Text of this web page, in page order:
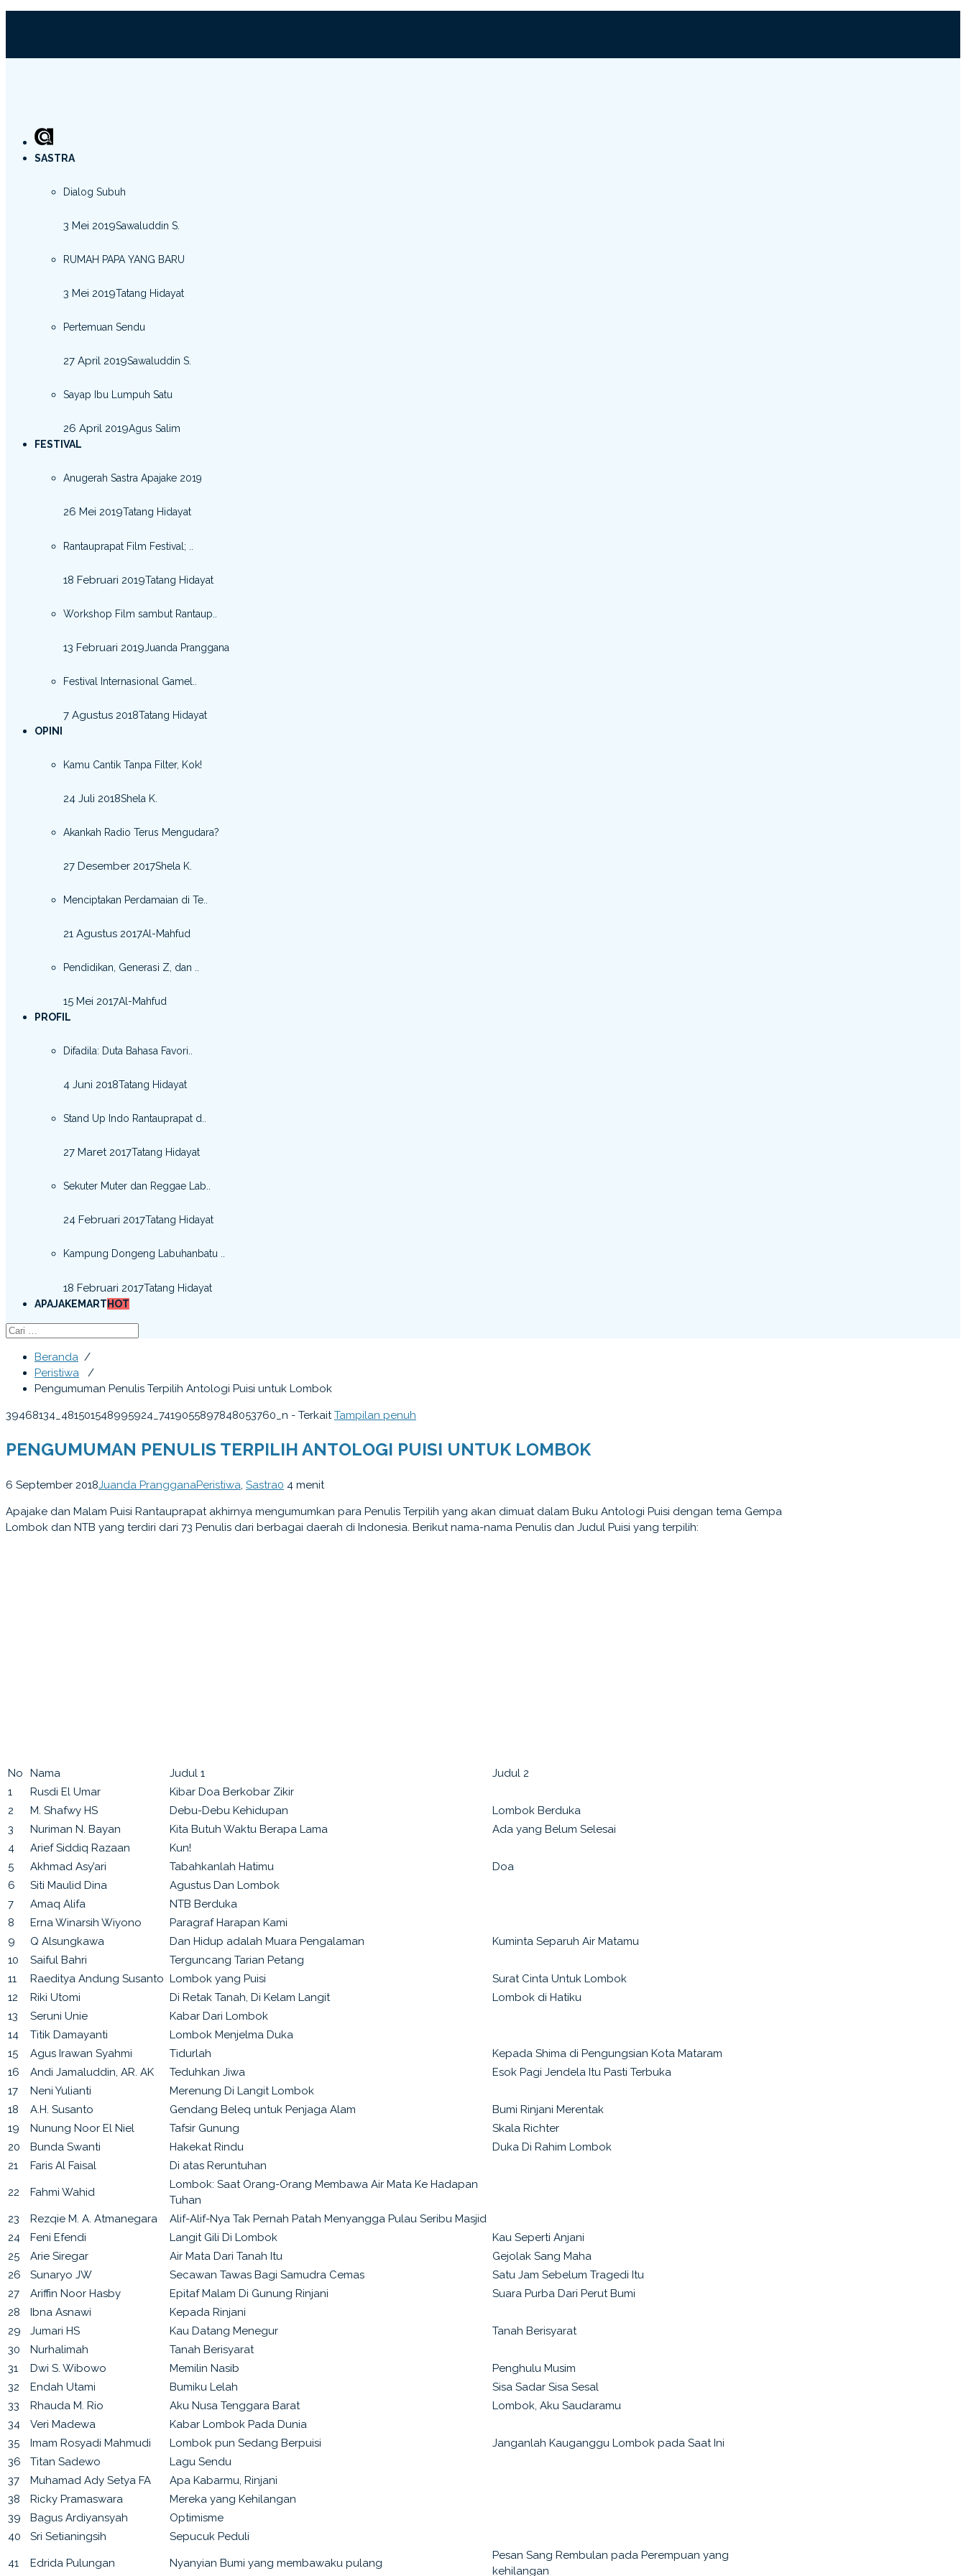
SASTRA
Dialog Subuh
3 Mei 2019Sawaluddin S.
RUMAH PAPA YANG BARU
3 Mei 2019Tatang Hidayat
Pertemuan Sendu
27 April 2019Sawaluddin S.
Sayap Ibu Lumpuh Satu
26 April 2019Agus Salim
FESTIVAL
Anugerah Sastra Apajake 2019
26 Mei 2019Tatang Hidayat
Rantauprapat Film Festival; ..
18 Februari 2019Tatang Hidayat
Workshop Film sambut Rantaup..
13 Februari 2019Juanda Pranggana
Festival Internasional Gamel..
7 Agustus 2018Tatang Hidayat
OPINI
Kamu Cantik Tanpa Filter, Kok!
24 Juli 2018Shela K.
Akankah Radio Terus Mengudara?
27 Desember 2017Shela K.
Menciptakan Perdamaian di Te..
21 Agustus 2017Al-Mahfud
Pendidikan, Generasi Z, dan ..
15 Mei 2017Al-Mahfud
PROFIL
Difadila: Duta Bahasa Favori..
4 Juni 2018Tatang Hidayat
Stand Up Indo Rantauprapat d..
27 Maret 2017Tatang Hidayat
Sekuter Muter dan Reggae Lab..
24 Februari 2017Tatang Hidayat
Kampung Dongeng Labuhanbatu ..
18 Februari 2017Tatang Hidayat
APAJAKEMARTHOT
Beranda /
Peristiwa /
Pengumuman Penulis Terpilih Antologi Puisi untuk Lombok
39468134_481501548995924_7419055897848053760_n - Terkait Tampilan penuh
PENGUMUMAN PENULIS TERPILIH ANTOLOGI PUISI UNTUK LOMBOK
6 September 2018Juanda PrangganaPeristiwa, Sastra0 4 menit
Apajake dan Malam Puisi Rantauprapat akhirnya mengumumkan para Penulis Terpilih yang akan dimuat dalam Buku Antologi Puisi dengan tema Gempa
Lombok dan NTB yang terdiri dari 73 Penulis dari berbagai daerah di Indonesia. Berikut nama-nama Penulis dan Judul Puisi yang terpilih:
No Nama Judul 1
Judul 2
1
Rusdi El Umar
Kibar Doa Berkobar Zikir
2
M. Shafwy HS Debu-Debu Kehidupan
Lombok Berduka
3
Nuriman N. Bayan Kita Butuh Waktu Berapa Lama
Ada yang Belum Selesai
4
Arief Siddiq Razaan
Kun!
5
Akhmad Asy’ari Tabahkanlah Hatimu
Doa
6
Siti Maulid Dina
Agustus Dan Lombok
7
Amaq Alifa
NTB Berduka
8
Erna Winarsih Wiyono
Paragraf Harapan Kami
9
Q Alsungkawa Dan Hidup adalah Muara Pengalaman
Kuminta Separuh Air Matamu
10
Saiful Bahri
Terguncang Tarian Petang
11
Raeditya Andung Susanto Lombok yang Puisi
Surat Cinta Untuk Lombok
12
Riki Utomi Di Retak Tanah, Di Kelam Langit
Lombok di Hatiku
13
Seruni Unie
Kabar Dari Lombok
14
Titik Damayanti
Lombok Menjelma Duka
15
Agus Irawan Syahmi Tidurlah
Kepada Shima di Pengungsian Kota Mataram
16
Andi Jamaluddin, AR. AK Teduhkan Jiwa
Esok Pagi Jendela Itu Pasti Terbuka
17
Neni Yulianti
Merenung Di Langit Lombok
18
A.H. Susanto Gendang Beleq untuk Penjaga Alam
Bumi Rinjani Merentak
19
Nunung Noor El Niel Tafsir Gunung
Skala Richter
20
Bunda Swanti Hakekat Rindu
Duka Di Rahim Lombok
21
Faris Al Faisal Di atas Reruntuhan
22 Fahmi Wahid
Lombok: Saat Orang-Orang Membawa Air Mata Ke Hadapan
Tuhan
23
Rezqie M. A. Atmanegara
Alif-Alif-Nya Tak Pernah Patah Menyangga Pulau Seribu Masjid
24
Feni Efendi Langit Gili Di Lombok
Kau Seperti Anjani
25
Arie Siregar Air Mata Dari Tanah Itu
Gejolak Sang Maha
26
Sunaryo JW Secawan Tawas Bagi Samudra Cemas
Satu Jam Sebelum Tragedi Itu
27
Ariffin Noor Hasby Epitaf Malam Di Gunung Rinjani
Suara Purba Dari Perut Bumi
28
Ibna Asnawi
Kepada Rinjani
29
Jumari HS Kau Datang Menegur
Tanah Berisyarat
30
Nurhalimah
Tanah Berisyarat
31
Dwi S. Wibowo Memilin Nasib
Penghulu Musim
32
Endah Utami Bumiku Lelah
Sisa Sadar Sisa Sesal
33
Rhauda M. Rio Aku Nusa Tenggara Barat
Lombok, Aku Saudaramu
34
Veri Madewa
Kabar Lombok Pada Dunia
35
Imam Rosyadi Mahmudi Lombok pun Sedang Berpuisi
Janganlah Kauganggu Lombok pada Saat Ini
36
Titan Sadewo
Lagu Sendu
37
Muhamad Ady Setya FA
Apa Kabarmu, Rinjani
38
Ricky Pramaswara
Mereka yang Kehilangan
39
Bagus Ardiyansyah
Optimisme
40
Sri Setianingsih Sepucuk Peduli
41 Edrida Pulungan Nyanyian Bumi yang membawaku pulang
Pesan Sang Rembulan pada Perempuan yang
kehilangan